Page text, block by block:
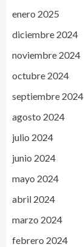
enero 2025
diciembre 2024
noviembre 2024
octubre 2024
septiembre 2024
agosto 2024
julio 2024
junio 2024
mayo 2024
abril 2024
marzo 2024
febrero 2024